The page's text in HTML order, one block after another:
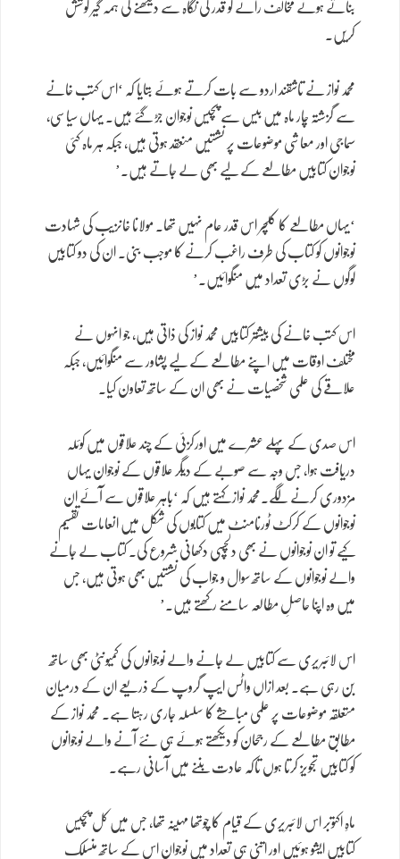
بناتے ہوئے مخالف رائے کو قدر کی نگاہ سے دیکھنے کی ہمہ گیر کوشش
کریں۔
محمد نواز نے تاشقند اردو سے بات کرتے ہوئے بتایا کہ ‘اس کتب خانے
سے گزشتہ چار ماہ میں بیس سے پچیس نوجوان جڑ گئے ہیں۔ یہاں سیاسی،
سماجی اور معاشی موضوعات پر نشستیں منعقد ہوتی ہیں، جبکہ ہر ماہ کئی
نوجوان کتابیں مطالعے کے لیے بھی لے جاتے ہیں۔’
‘یہاں مطالعے کا کلچر اس قدر عام نہیں تھا۔ مولانا خانزیب کی شہادت
نوجوانوں کو کتاب کی طرف راغب کرنے کا موجب بنی۔ ان کی دو کتابیں
لوگوں نے بڑی تعداد میں منگوائیں۔’
اس کتب خانے کی بیشتر کتابیں محمد نواز کی ذاتی ہیں، جو انہوں نے
مختلف اوقات میں اپنے مطالعے کے لیے پشاور سے منگوائیں، جبکہ
علاقے کی علمی شخصیات نے بھی ان کے ساتھ تعاون کیا۔
اس صدی کے پہلے عشرے میں اورکزئی کے چند علاقوں میں کوئلہ
دریافت ہوا، جس وجہ سے صوبے کے دیگر علاقوں کے نوجوان یہاں
مزدوری کرنے لگے۔محمد نواز کہتے ہیں کہ ‘باہر علاقوں سے آئے ان
نوجوانوں کے کرکٹ ٹورنامنٹ میں کتابوں کی شکل میں انعامات تقسیم
کیے تو ان نوجوانوں نے بھی دلچسپی دکھانی شروع کی۔ کتاب لے جانے
والے نوجوانوں کے ساتھ سوال و جواب کی نشستیں بھی ہوتی ہیں، جس
میں وہ اپنا حاصلِ مطالعہ سامنے رکھتے ہیں۔’
اس لائبریری سے کتابیں لے جانے والے نوجوانوں کی کمیونٹی بھی ساتھ
بن رہی ہے۔ بعد ازاں واٹس ایپ گروپ کے ذریعے ان کے درمیان
متعلقہ موضوعات پر علمی مباحثے کا سلسلہ جاری رہتا ہے۔ محمد نواز کے
مطابق مطالعے کے رجحان کو دیکھتے ہوئے ہی نئے آنے والے نوجوانوں
کو کتابیں تجویز کرتا ہوں تاکہ عادت بننے میں آسانی رہے۔
ماہِ اکتوبر اس لائبریری کے قیام کا چوتھا مہینہ تھا، جس میں کل پچیس
کتابیں ایشو ہوئیں اور اتنی ہی تعداد میں نوجوان اس کے ساتھ منسلک